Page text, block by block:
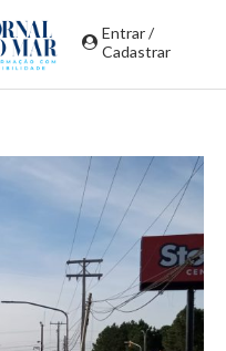
Entrar /
Cadastrar